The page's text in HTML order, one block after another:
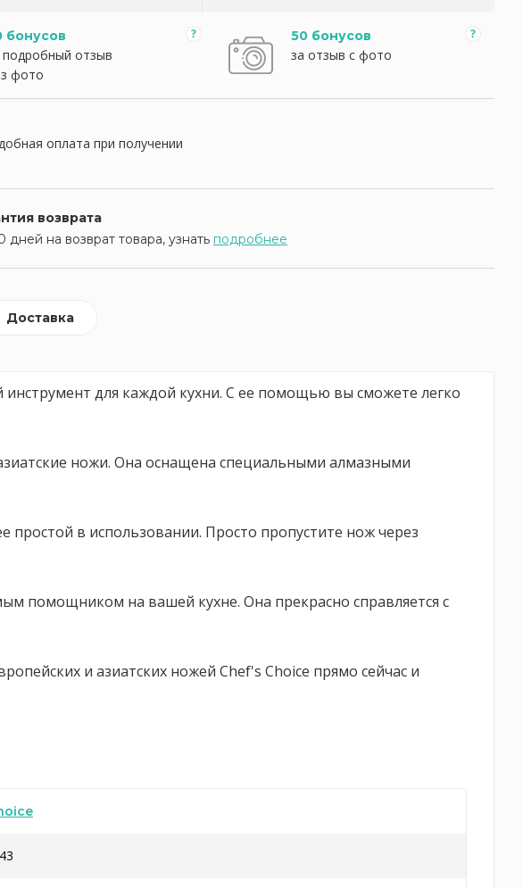
бонусов
подробный отзыв
фото
50 бонусов
за отзыв с фото
оплата при получении
возврата
дней на возврат товара, узнать подробнее
Доставка
инструмент для каждой кухни. С ее помощью вы сможете легко
ножи. Она оснащена специальными алмазными
простой в использовании. Просто пропустите нож через
помощником на вашей кухне. Она прекрасно справляется с
и азиатских ножей Chef's Choice прямо сейчас и